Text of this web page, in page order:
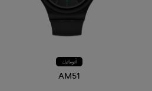
أتوماتيك
AM51